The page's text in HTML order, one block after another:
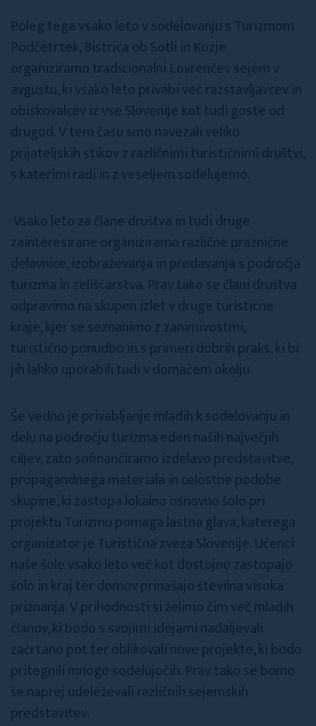
Poleg tega vsako leto v sodelovanju s Turizmom
Podčetrtek, Bistrica ob Sotli in Kozje
organiziramo tradicionalni Lovrenčev sejem v
avgustu, ki vsako leto privabi več razstavljavcev in
obiskovalcev iz vse Slovenije kot tudi goste od
drugod. V tem času smo navezali veliko
prijateljskih stikov z različnimi turističnimi društvi,
s katerimi radi in z veseljem sodelujemo.
Vsako leto za člane društva in tudi druge
zainteresirane organiziramo različne praznične
delavnice, izobraževanja in predavanja s področja
turizma in zeliščarstva. Prav tako se člani društva
odpravimo na skupen izlet v druge turistične
kraje, kjer se seznanimo z zanimivostmi,
turistično ponudbo in s primeri dobrih praks, ki bi
jih lahko uporabili tudi v domačem okolju.
Še vedno je privabljanje mladih k sodelovanju in
delu na področju turizma eden naših največjih
ciljev, zato sofinanciramo izdelavo predstavitve,
propagandnega materiala in celostne podobe
skupine, ki zastopa lokalno osnovno šolo pri
projektu Turizmu pomaga lastna glava, katerega
organizator je Turistična zveza Slovenije. Učenci
naše šole vsako leto več kot dostojno zastopajo
šolo in kraj ter domov prinašajo številna visoka
priznanja. V prihodnosti si želimo čim več mladih
članov, ki bodo s svojimi idejami nadaljevali
začrtano pot ter oblikovali nove projekte, ki bodo
pritegnili mnogo sodelujočih. Prav tako se bomo
še naprej udeleževali različnih sejemskih
predstavitev.